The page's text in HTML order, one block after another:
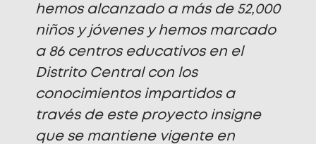
hemos alcanzado a más de 52,000
niños y jóvenes y hemos marcado
a 86 centros educativos en el
Distrito Central con los
conocimientos impartidos a
través de este proyecto insigne
que se mantiene vigente en